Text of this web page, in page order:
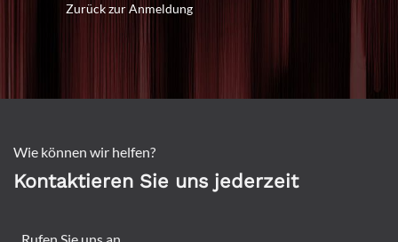
Zurück zur Anmeldung
Wie können wir helfen?
Kontaktieren Sie uns jederzeit
Rufen Sie uns an